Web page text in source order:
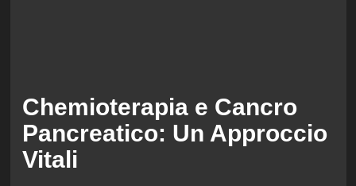
Chemioterapia e Cancro
Pancreatico: Un Approccio
Vitali